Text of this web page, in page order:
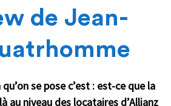
de Jean-
se pose c’est : est-ce que la
au niveau des locataires d’Allianz